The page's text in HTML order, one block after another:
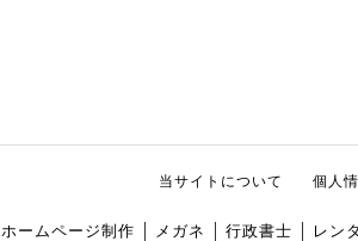
当サイトについて 個人
ホームページ制作 メガネ 行政書士
レン